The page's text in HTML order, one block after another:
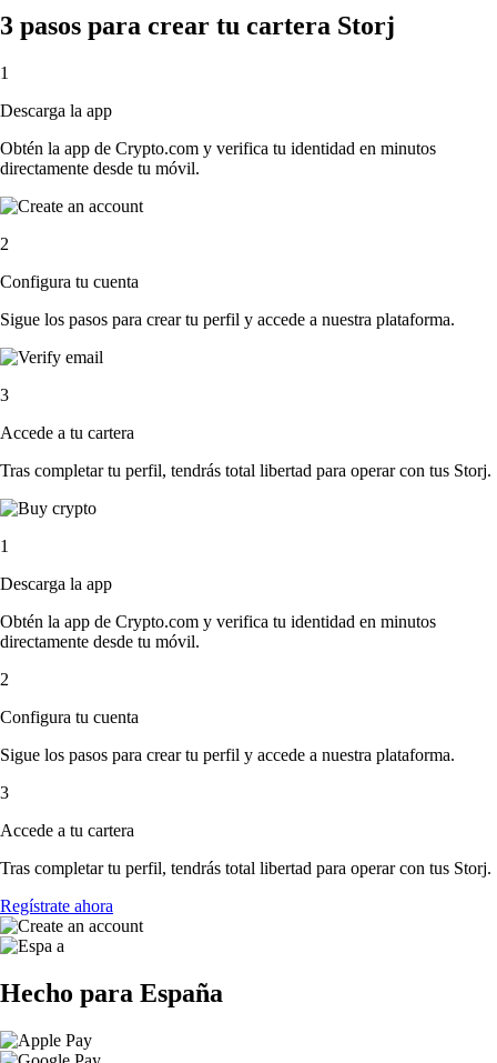
3 pasos para crear tu cartera Storj
1
Descarga la app
Obtén la app de Crypto.com y verifica tu identidad en minutos
directamente desde tu móvil.
2
Configura tu cuenta
Sigue los pasos para crear tu perfil y accede a nuestra plataforma.
3
Accede a tu cartera
Tras completar tu perfil, tendrás total libertad para operar con tus Storj.
1
Descarga la app
Obtén la app de Crypto.com y verifica tu identidad en minutos
directamente desde tu móvil.
2
Configura tu cuenta
Sigue los pasos para crear tu perfil y accede a nuestra plataforma.
3
Accede a tu cartera
Tras completar tu perfil, tendrás total libertad para operar con tus Storj.
Regístrate ahora
Hecho para España